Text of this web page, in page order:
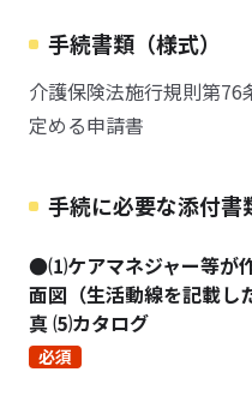
手続書類（様式）
介護保険法施行規則第
定める申請書
手続に必要な添付書
●⑴ケアマネジャー等が
面図（生活動線を記載
真 ⑸カタログ
必須